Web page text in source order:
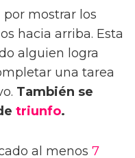
por mostrar los
hacia arriba. Esta
alguien logra
una tarea
También se
triunfo.
al menos 7